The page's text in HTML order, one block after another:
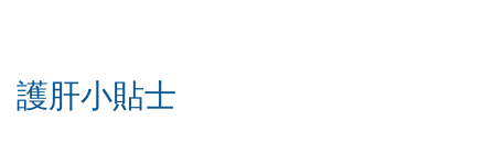
護肝小貼士